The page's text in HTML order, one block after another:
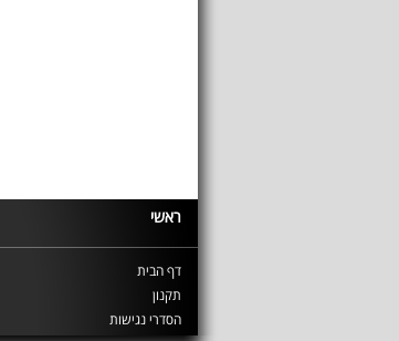
ראשי
דף הבית
תקנון
הסדרי נגישות